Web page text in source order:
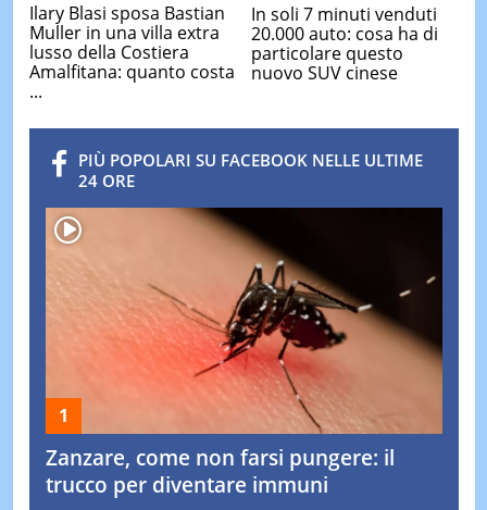
Ilary Blasi sposa Bastian
Muller in una villa extra
lusso della Costiera
Amalfitana: quanto costa
...
In soli 7 minuti venduti
20.000 auto: cosa ha di
particolare questo
nuovo SUV cinese
PIÙ POPOLARI SU FACEBOOK NELLE ULTIME
24 ORE
Zanzare, come non farsi pungere: il
trucco per diventare immuni